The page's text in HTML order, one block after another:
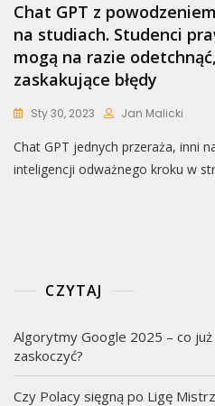
Chat GPT z
na studiach. Studenci
mogą na razie
zaskakujące błędy
Sty 30, 2023 Jan Malicki
Chat GPT jednych przeraża, inni
inteligencji odważnego kroku w
CZYTAJ
Algorytmy Google 2025 – co
zaskoczyć?
Czy Polacy sięgną po Ligę